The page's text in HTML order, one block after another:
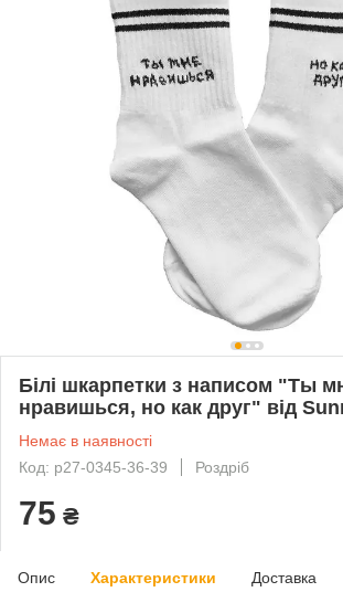
Білі шкарпетки з написом "Ты
нравишься, но как друг" від
Немає в наявності
Код: p27-0345-36-39
Роздріб
75 ₴
Опис Характеристики Доставка